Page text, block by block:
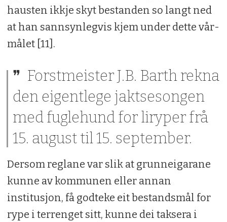
hausten ikkje skyt bestanden so langt ned
at han sannsynlegvis kjem under dette vår-
målet [11].
Forstmeister J.B. Barth rekna
den eigentlege jaktsesongen
med fuglehund for liryper frå
15. august til 15. september.
Dersom reglane var slik at grunneigarane
kunne av kommunen eller annan
institusjon, få godteke eit bestandsmål for
rype i terrenget sitt, kunne dei taksera i